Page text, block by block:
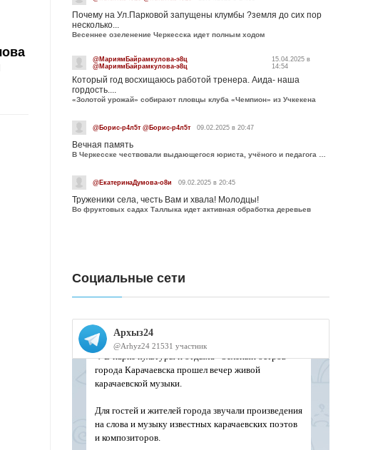
Почему на Ул.Парковой запущены клумбы ?земля до сих пор
несколько...
Весеннее озеленение Черкесска идет полным ходом
@МариямБайрамкулова-э8ц
@МариямБайрамкулова-э8ц
15.04.2025 в
14:54
Который год восхищаюсь работой тренера. Аида- наша
гордость....
«Золотой урожай» собирают пловцы клуба «Чемпион» из Учкекена
@Борис-р4л5т @Борис-р4л5т 09.02.2025 в 20:47
Вечная память
@ЕкатеринаДумова-о8и 09.02.2025 в 20:45
Труженики села, честь Вам и хвала! Молодцы!
Во фруктовых садах Таллыка идет активная обработка деревьев
Социальные сети